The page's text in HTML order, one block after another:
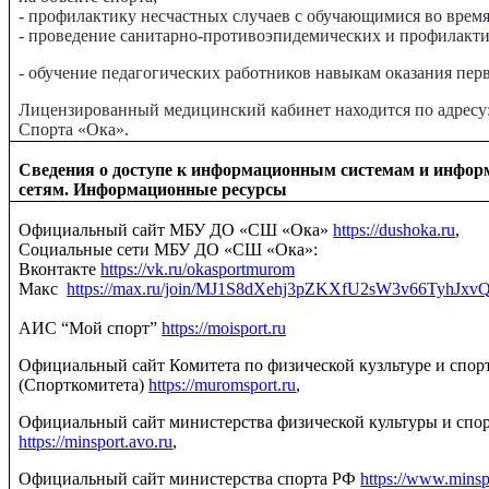
- профилактику несчастных случаев с обучающимися во
- проведение санитарно-противоэпидемических и
- обучение педагогических работников навыкам оказания
Лицензированный медицинский кабинет находится по
Спорта «Ока».
Сведения о доступе к информационным системам и
сетям. Информационные ресурсы
Официальный сайт МБУ ДО «СШ «Ока»https://dushoka.ru,
Социальные сети МБУ ДО «СШ «Ока»:
Вконтактеhttps://vk.ru/okasportmurom
Максhttps://max.ru/join/
АИС “Мой спорт”https://moisport.ru
Официальный сайт Комитета по физической кузльтуре и
(Спорткомитета)https://muromsport.ru,
Официальный сайт министерства физической культуры и
https://minsport.avo.ru,
Официальный сайт министерства спорта РФhttps://